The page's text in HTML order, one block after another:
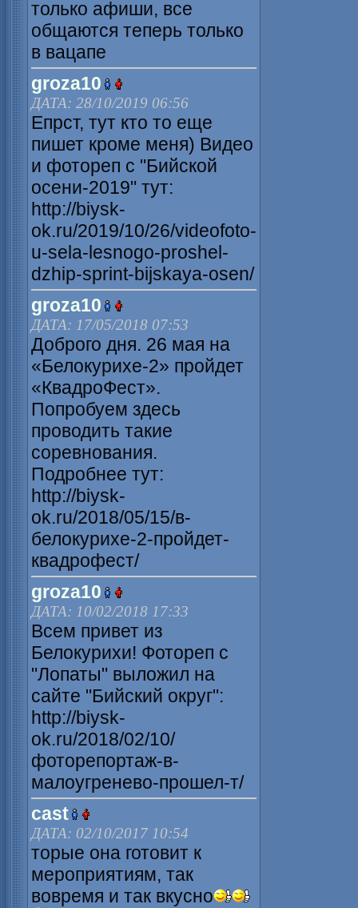
только афиши, все
общаются теперь только
в вацапе
groza10
ДАТА: 28/10/2019 06:56
Епрст, тут кто то еще
пишет кроме меня) Видео
и фотореп с "Бийской
осени-2019" тут:
http://biysk-
ok.ru/2019/10/26/videofoto-
u-sela-lesnogo-proshel-
dzhip-sprint-bijskaya-osen/
groza10
ДАТА: 17/05/2018 07:53
Доброго дня. 26 мая на
«Белокурихе-2» пройдет
«КвадроФест».
Попробуем здесь
проводить такие
соревнования.
Подробнее тут:
http://biysk-
ok.ru/2018/05/15/в-
белокурихе-2-пройдет-
квадрофест/
groza10
ДАТА: 10/02/2018 17:33
Всем привет из
Белокурихи! Фотореп с
"Лопаты" выложил на
сайте "Бийский округ":
http://biysk-
ok.ru/2018/02/10/
фоторепортаж-в-
малоугренево-прошел-т/
cast
ДАТА: 02/10/2017 10:54
торые она готовит к
мероприятиям, так
вовремя и так вкусно